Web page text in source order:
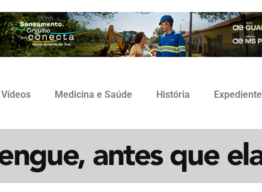
Medicina e Saúde História Expediente